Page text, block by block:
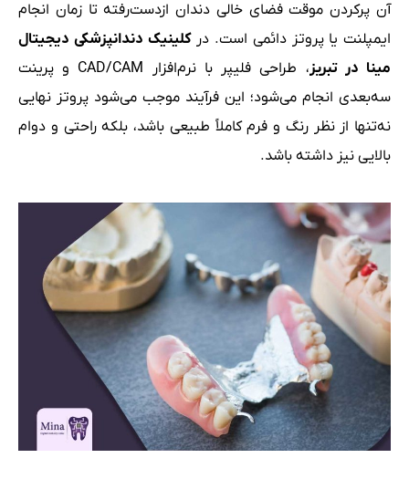
آن پرکردن موقت فضای خالی دندان ازدست‌رفته تا زمان انجام
ایمپلنت یا پروتز دائمی است. درکلینیک دندانپزشکی دیجیتال
مینا در تبریز
، طراحی فلیپر با نرم‌افزار CAD/CAM و پرینت
سه‌بعدی انجام می‌شود؛ این فرآیند موجب می‌شود پروتز نهایی
نه‌تنها از نظر رنگ و فرم کاملاً طبیعی باشد، بلکه راحتی و دوام
بالایی نیز داشته باشد.